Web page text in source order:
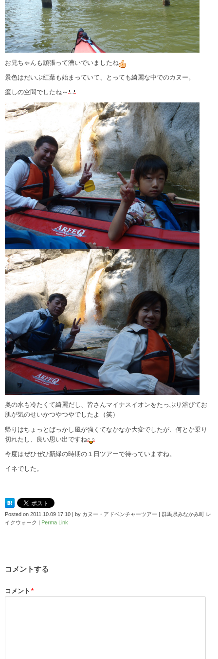
お兄ちゃんも頑張って漕いでいましたね
景色はだいぶ紅葉も始まっていて、とっても綺麗な中でのカヌー。
癒しの空間でしたね～
奥の水も冷たくて綺麗だし、皆さんマイナスイオンをたっぷり浴びてお
肌が気のせいかつやつやでしたよ（笑）
帰りはちょっとばっかし風が強くてなかなか大変でしたが、何とか乗り
切れたし、良い思い出ですね
今度はぜひぜひ新緑の時期の１日ツアーで待っていますね。
イネでした。
Posted on 2011.10.09 17:10 by カヌー・アドベンチャーツアー | 群馬県みなかみ町 レ
イクウォーク
Perma Link
コメントする
コメント *